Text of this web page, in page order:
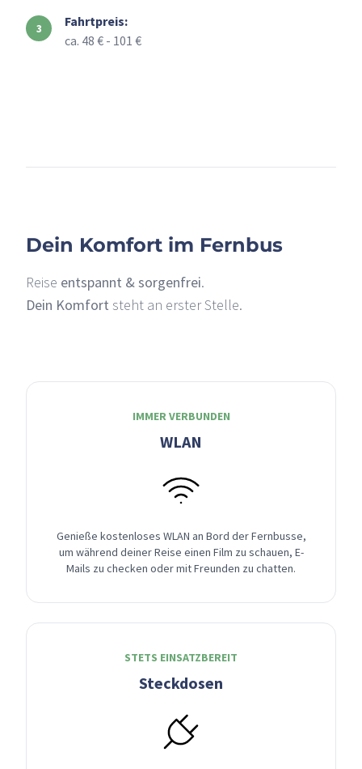
Fahrtpreis:
ca. 48 € - 101 €
Dein Komfort im Fernbus
Reise entspannt & sorgenfrei.
Dein Komfort steht an erster Stelle.
IMMER VERBUNDEN
WLAN
Genieße kostenloses WLAN an Bord der Fernbusse,
um während deiner Reise einen Film zu schauen, E-
Mails zu checken oder mit Freunden zu chatten.
STETS EINSATZBEREIT
Steckdosen